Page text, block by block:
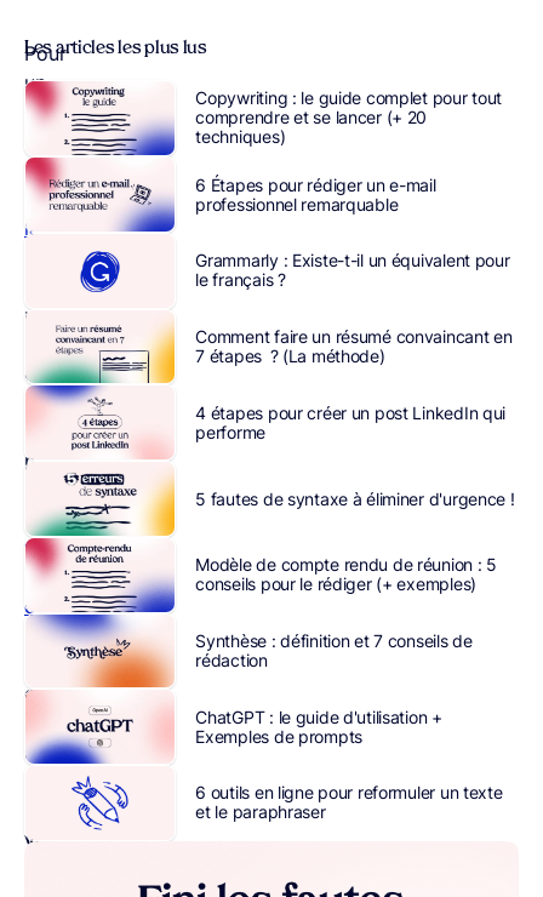
Pour
un
site
commerce,
la
landing
un
élément
essentiel
qui
fait
partie
intégrante
du
tunnel
de
conversion.
puisque
celle-
ci
vous
aidera
augmenter
vos
Les articles les plus lus
Copywriting : le guide complet pour tout
comprendre et se lancer (+ 20
techniques)
6 Étapes pour rédiger un e-mail
professionnel remarquable
Grammarly : Existe-t-il un équivalent pour
le français ?
Comment faire un résumé convaincant en
7 étapes ? (La méthode)
4 étapes pour créer un post LinkedIn qui
performe
5 fautes de syntaxe à éliminer d'urgence !
Modèle de compte rendu de réunion : 5
conseils pour le rédiger (+ exemples)
Synthèse : définition et 7 conseils de
rédaction
ChatGPT : le guide d'utilisation +
Exemples de prompts
6 outils en ligne pour reformuler un texte
et le paraphraser